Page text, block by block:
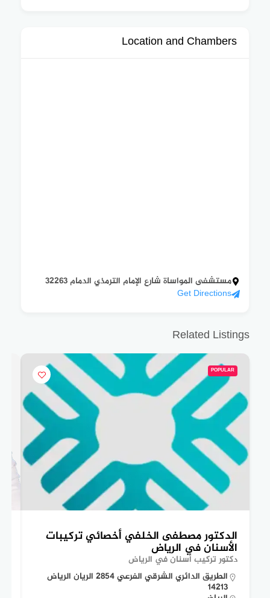
Location and Chambers
مستشفى المواساة شارع الإمام الترمذي الدمام 32263
Get Directions
Related Listings
POPULAR
الدكتور مصطفى الخلفي أخصائي تركيبات
الأسنان في الرياض
دكتور تركيب أسنان في الرياض
الطريق الدائري الشرقي الفرعي 2854 الريان الرياض
14213